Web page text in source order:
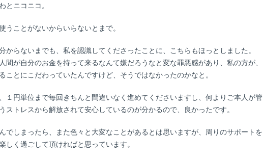
とニコニコ。
うことがないからいらないとまで。
からないまでも、私を認識してくださったことに、こちらもほっとしました。
間が自分のお金を持って来るなんて嫌だろうなと変な罪悪感があり、私の方が、
ことにこだわっていたんですけど、そうではなかったのかなと。
１円単位まで毎回きちんと間違いなく進めてくださいますし、何よりご本人が管
ストレスから解放されて安心しているのが分かるので、良かったです。
でしまったら、また色々と大変なことがあるとは思いますが、周りのサポートを
しく過ごして頂ければと思っています。